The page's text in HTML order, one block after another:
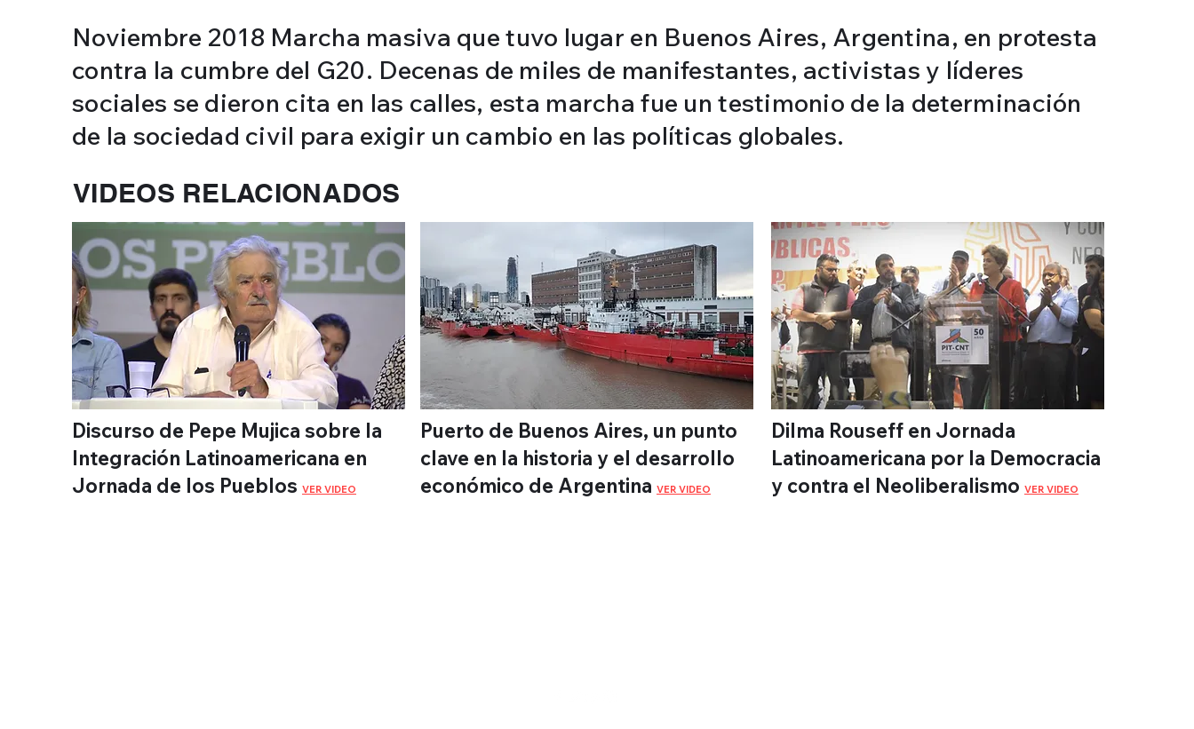
Noviembre 2018 Marcha masiva que tuvo lugar en Buenos Aires, Argentina, en protesta
contra la cumbre del G20. Decenas de miles de manifestantes, activistas y líderes
sociales se dieron cita en las calles, esta marcha fue un testimonio de la determinación
de la sociedad civil para exigir un cambio en las políticas globales.
VIDEOS RELACIONADOS
Discurso de Pepe Mujica sobre la
Integración Latinoamericana en
Jornada de los Pueblos VER VIDEO
Puerto de Buenos Aires, un punto
clave en la historia y el desarrollo
económico de Argentina VER VIDEO
Dilma Rouseff en Jornada
Latinoamericana por la Democracia
y contra el Neoliberalismo VER VIDEO